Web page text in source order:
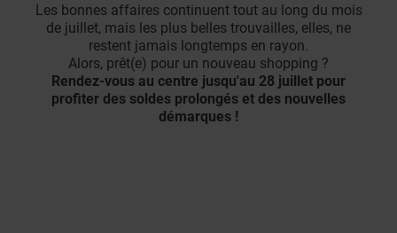
Les bonnes affaires continuent tout au long du mois
de juillet, mais les plus belles trouvailles, elles, ne
restent jamais longtemps en rayon.
Alors, prêt(e) pour un nouveau shopping ?
Rendez-vous au centre jusqu'au 28 juillet pour
profiter des soldes prolongés et des nouvelles
démarques !